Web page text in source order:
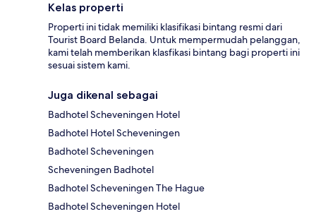
Kelas properti
Properti ini tidak memiliki klasifikasi bintang resmi dari
Tourist Board Belanda. Untuk mempermudah pelanggan,
kami telah memberikan klasfikasi bintang bagi properti ini
sesuai sistem kami.
Juga dikenal sebagai
Badhotel Scheveningen Hotel
Badhotel Hotel Scheveningen
Badhotel Scheveningen
Scheveningen Badhotel
Badhotel Scheveningen The Hague
Badhotel Scheveningen Hotel